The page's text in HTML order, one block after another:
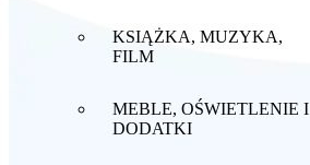
KSIĄŻKA, MUZYKA,
FILM
MEBLE, OŚWIETLENIE I
DODATKI